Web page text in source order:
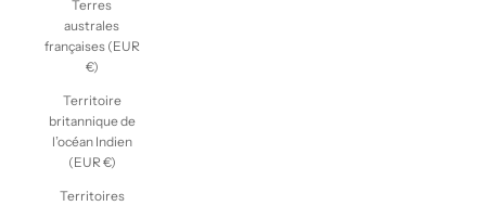
Terres
australes
françaises (EUR
€)
Territoire
britannique de
l’océan Indien
(EUR €)
Territoires